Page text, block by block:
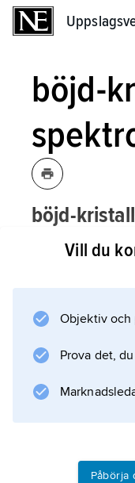
böjd-
böjd-
typ av
Braggs lag
cylinderyta
avsevärt ökar
kristallografi
Vill du
Objektiv och
Prova det,
Påbörja